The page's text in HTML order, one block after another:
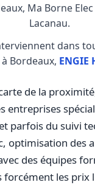
Ma Borne Elec
Lacanau.
dans
Bordeaux, ENGIE
de la
entreprises
parfois du suivi
optimisation des
des équipes
forcément les prix